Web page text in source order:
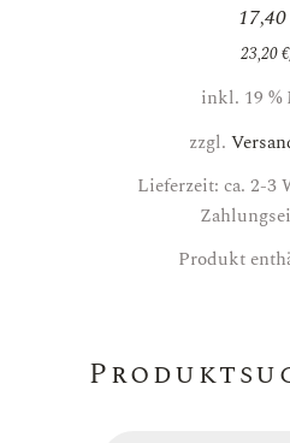
17,40
23,20€
inkl. 19 %
zzgl.
Lieferzeit: ca. 2-3
Produkt